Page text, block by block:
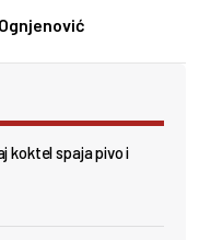
koktel spaja pivo i